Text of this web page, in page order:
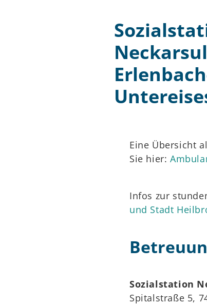
Eine Übersicht
Sie hier:
Infos zur
und Stadt
Sozialstation
Spitalstraße 5,